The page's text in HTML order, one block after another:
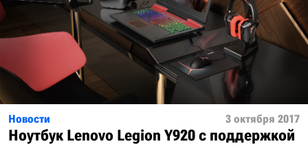
Новости 3 октября 2017
Ноутбук Lenovo Legion Y920 с поддержкой